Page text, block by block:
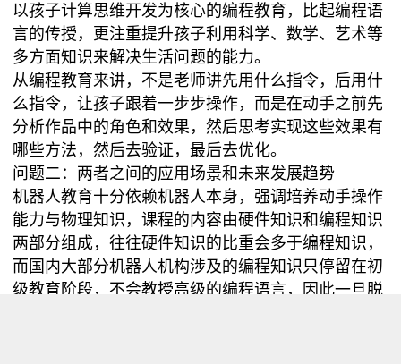
以孩子计算思维开发为核心的编程教育，比起编程语
言的传授，更注重提升孩子利用科学、数学、艺术等
多方面知识来解决生活问题的能力。
从编程教育来讲，不是老师讲先用什么指令，后用什
么指令，让孩子跟着一步步操作，而是在动手之前先
分析作品中的角色和效果，然后思考实现这些效果有
哪些方法，然后去验证，最后去优化。
问题二：两者之间的应用场景和未来发展趋势
机器人教育十分依赖机器人本身，强调培养动手操作
能力与物理知识，课程的内容由硬件知识和编程知识
两部分组成，往往硬件知识的比重会多于编程知识，
而国内大部分机器人机构涉及的编程知识只停留在初
级教育阶段，不会教授高级的编程语言，因此一旦脱